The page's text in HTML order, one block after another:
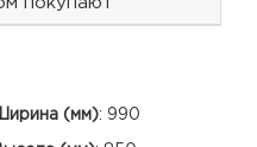
(мм): 990